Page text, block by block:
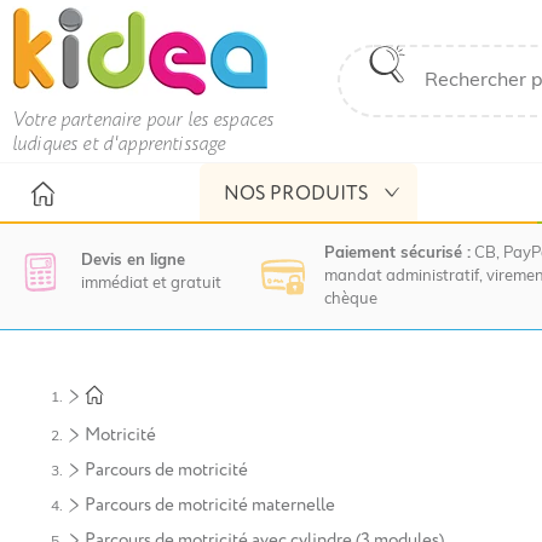
Votre partenaire pour les espaces
ludiques et d'apprentissage
NOS PRODUITS
Devis en ligne
immédiat et gratuit
Paiement sécurisé : CB,
mandat administratif,
chèque
invitons
contacter
le
service
commercial
Motricité
Parcours de motricité
Parcours de motricité maternelle